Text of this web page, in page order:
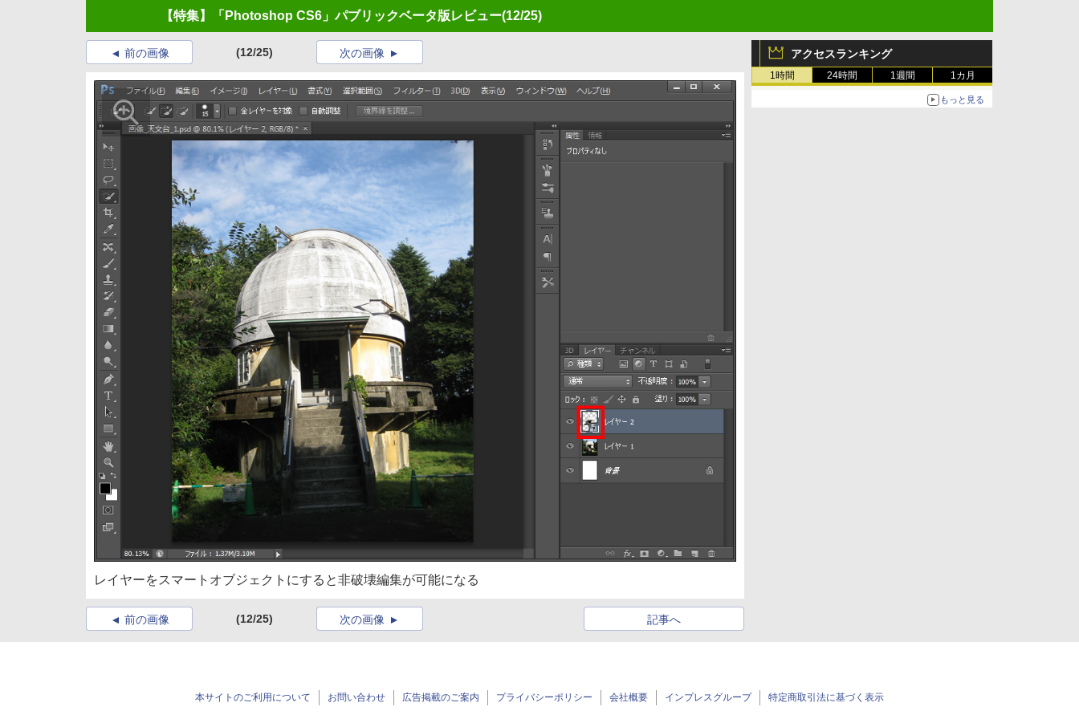
【特集】「Photoshop CS6」パブリックベータ版レビュー(12/25)
アクセスランキング
1時間 24時間 1週間 1カ月
もっと見る
前の画像 (12/25) 次の画像
レイヤーをスマートオブジェクトにすると非破壊編集が可能になる
前の画像 (12/25) 記事へ
次の画像
本サイトのご利用について お問い合わせ 広告掲載のご案内 プライバシーポリシー 会社概要 インプレスグループ 特定商取引法に基づく表示